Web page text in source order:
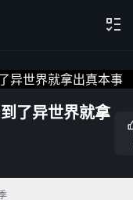
了异世界就拿